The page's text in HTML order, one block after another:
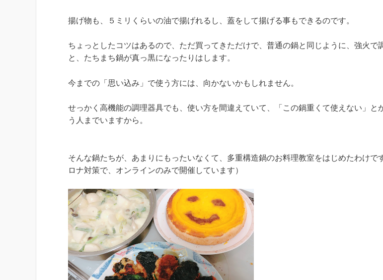
揚げ物も、５ミリくらいの油で揚げれるし、蓋をして揚げる事もできるのです。
ちょっとしたコツはあるので、ただ買ってきただけで、普通の鍋と同じように、強火で
と、たちまち鍋が真っ黒になったりはします。
今までの「思い込み」で使う方には、向かないかもしれません。
せっかく高機能の調理器具でも、使い方を間違えていて、「この鍋重くて使えない」と
う人までいますから。
そんな鍋たちが、あまりにもったいなくて、多重構造鍋のお料理教室をはじめたわけで
ロナ対策で、オンラインのみで開催しています）